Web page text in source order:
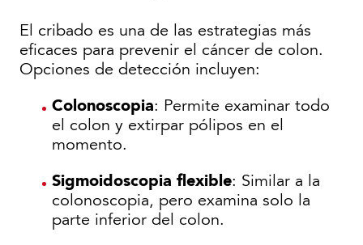
El cribado es una de las estrategias más
eficaces para prevenir el cáncer de colon.
Opciones de detección incluyen:
Colonoscopia: Permite examinar todo
el colon y extirpar pólipos en el
momento.
Sigmoidoscopia flexible: Similar a la
colonoscopia, pero examina solo la
parte inferior del colon.